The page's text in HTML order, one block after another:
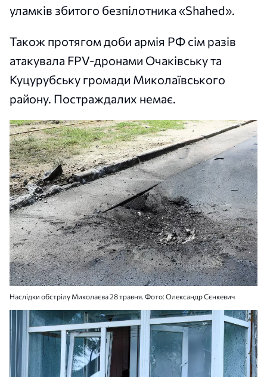
уламків збитого безпілотника «Shahed».
Також протягом доби армія РФ сім разів
атакувала FPV-дронами Очаківську та
Куцурубську громади Миколаївського
району. Постраждалих немає.
Наслідки обстрілу Миколаєва 28 травня. Фото: Олександр Сєнкевич